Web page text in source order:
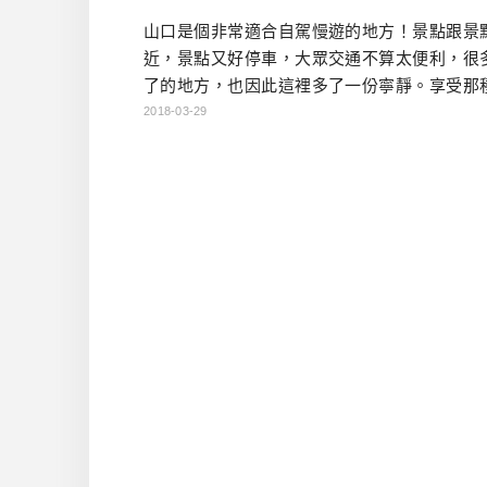
山口是個非常適合自駕慢遊的地方！景點跟景
近，景點又好停車，大眾交通不算太便利，很
了的地方，也因此這裡多了一份寧靜。享受那
旁人影響的悠然自得，或許景點沒有那麼知名
2018-03-29